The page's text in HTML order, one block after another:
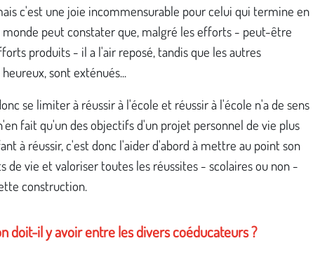
c'est une joie incommensurable pour celui qui termine en
peut constater que, malgré les efforts - peut-être
produits - il a l'air reposé, tandis que les autres
sont exténués...
se limiter à réussir à l'école et réussir à l'école n'a de sens
fait qu'un des objectifs d'un projet personnel de vie plus
à réussir, c'est donc l'aider d'abord à mettre au point son
de vie et valoriser toutes les réussites - scolaires ou non -
construction.
doit-il y avoir entre les divers coéducateurs ?